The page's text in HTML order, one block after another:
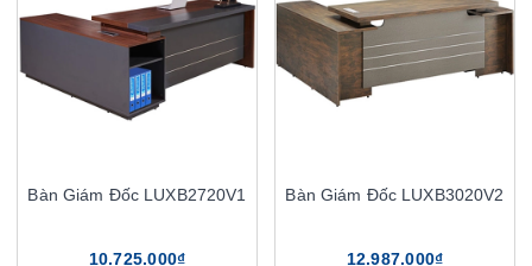
Bàn Giám Đốc LUXB2720V1
10.725.000₫
Bàn Giám Đốc LUXB3020V2
12.987.000₫